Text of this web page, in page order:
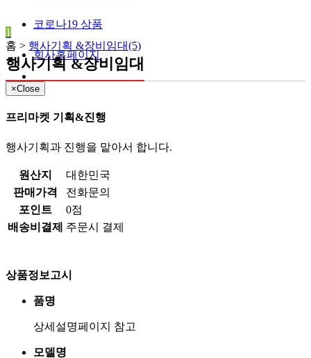
코로나19 상품
회사홈페이지
1
홈 > 행사기획 &장비임대(5)
행사기획 &장비임대
×Close
프리마켓 기획&진행
행사기획과 진행을 맡아서 합니다.
원산지
대한민국
판매가격
전화문의
포인트
0점
배송비결제
주문시 결제
상품정보고시
품명
상세설명페이지 참고
모델명